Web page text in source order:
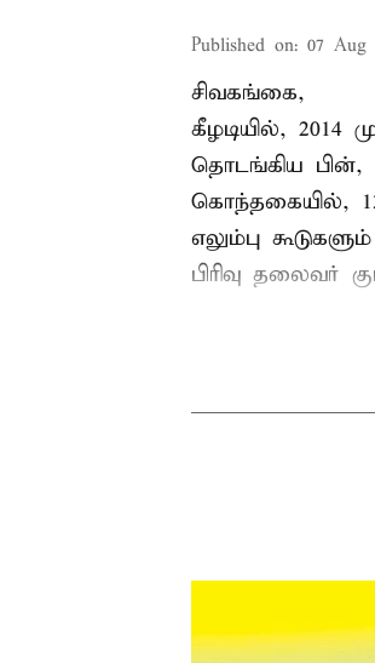
Published on: 07 Aug
சிவகங்கை,
கீழடியில்,
தொடங்கிய பின்,
கொந்தகையில்,
எலும்பு
பிரிவு தலைவர்